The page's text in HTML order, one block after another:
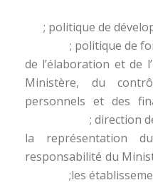
* de l’élaboration et de
Ministère, du
personnels et des
direction
– la représentation
responsabilité du
les